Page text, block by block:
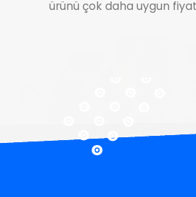
ürünü çok daha uygun